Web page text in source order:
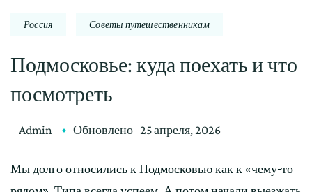
Россия Советы путешественникам
Подмосковье: куда поехать и что
посмотреть
Admin Обновлено 25 апреля, 2026
Мы долго относились к Подмосковью как к «чему-то